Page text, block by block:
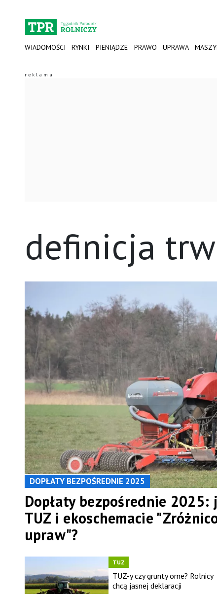
WIADOMOŚCI RYNKI PIENIĄDZE PRAWO UPRAWA
definicja
DOPŁATY BEZPOŚREDNIE 2025
Dopłaty bezpośrednie
TUZ i ekoschemacie
upraw"?
TUZ
TUZ-y czy grunty orne? Rolnicy
chcą jasnej deklaracji